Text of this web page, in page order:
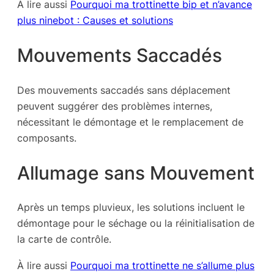
À lire aussi Pourquoi ma trottinette bip et n’avance
plus ninebot : Causes et solutions
Mouvements Saccadés
Des mouvements saccadés sans déplacement
peuvent suggérer des problèmes internes,
nécessitant le démontage et le remplacement de
composants.
Allumage sans Mouvement
Après un temps pluvieux, les solutions incluent le
démontage pour le séchage ou la réinitialisation de
la carte de contrôle.
À lire aussi Pourquoi ma trottinette ne s’allume plus